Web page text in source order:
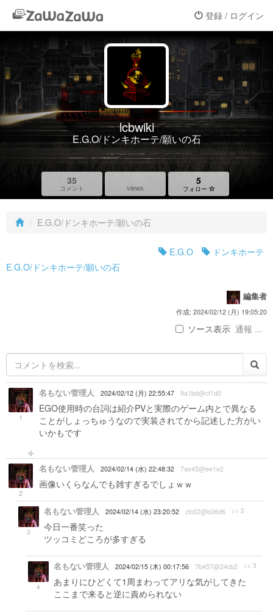
登録 / ログイン
lcbwiki
E.G.O/ドンキホーテ/願いの石
35
コメント views
5
フォロー
E.G.O/ドンキホーテ/願いの石
E.G.O
ドンキホーテ
E.G.O/ドンキホーテ/願いの石
編集者
作成: 2024/02/12 (月) 19:05:20
ソース表示 通報 ...
1
名もない管理人 2024/02/12 (月) 22:55:47 9a1bd@cf1d0
EGO使用時の台詞は紹介PVと実際のゲーム内とで異なる
ことがしょっちゅうなので実装されてから記述した方がい
いかもです
2
名もない管理人 2024/02/14 (水) 22:48:32 7ae45@ee1e2
画像いくらなんでも雑すぎるでしょｗｗ
3
名もない管理人 2024/02/14 (水) 23:20:52 cfc02@b06d6 >> 2
今日一番笑った
ツッコミどころが多すぎる
4
名もない管理人 2024/02/15 (木) 00:17:56 7b457@24cb2 >> 3
あまりにひどくて1周まわってアリな気がしてきた
ここまで来ると逆に責められない